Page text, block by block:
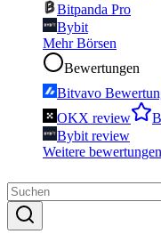
Bitpanda Pro
Bybit
Mehr Börsen
Bewertungen
Bitvavo
OKX review
Bybit review
Weitere bewertungen